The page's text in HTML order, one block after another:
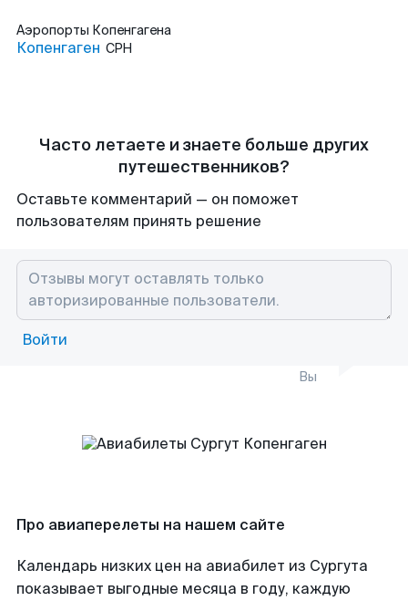
Аэропорты Копенгагена
Копенгаген CPH
Часто летаете и знаете больше других
путешественников?
Оставьте комментарий — он поможет
пользователям принять решение
Войти
Вы
Про авиаперелеты на нашем сайте
Календарь низких цен на авиабилет из Сургута
показывает выгодные месяца в году, каждую